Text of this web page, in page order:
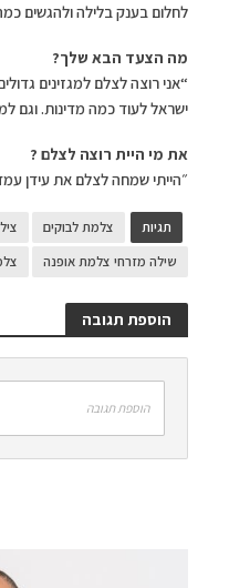
לחלום בענק בלילה ולהגשים
מה הצעד הבא שלך?
“אני רוצה לצלם למגזינים
ישראל לעוד כמה מדינות. וגם
את מי היית רוצה לצלם ?
״הייתי שמחה לצלם את עידן
תגיות צלמת לבוקים
שילה מזרחי צלמת אופנה
הוספת תגובה
הוספת תגובה